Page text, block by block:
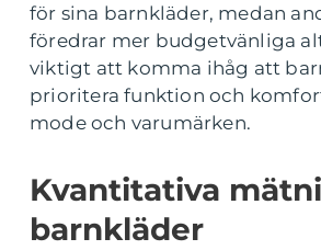
för sina barnkläder, medan
föredrar mer budgetvänliga
viktigt att komma ihåg att
prioritera funktion och
mode och varumärken.
Kvantitativa
barnkläder